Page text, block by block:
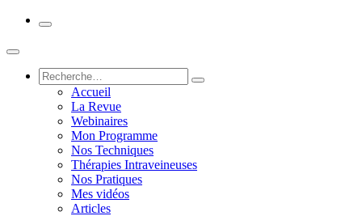
Accueil
La Revue
Webinaires
Mon Programme
Nos Techniques
Thérapies Intraveineuses
Nos Pratiques
Mes vidéos
Articles